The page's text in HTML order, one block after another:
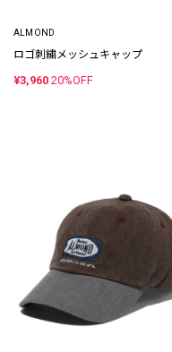
ALMOND
ロゴ刺繍メッシュキャップ
¥3,960 20%OFF